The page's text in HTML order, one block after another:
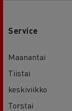
Service
Maanantai
Tiistai
keskiviikko
Torstai